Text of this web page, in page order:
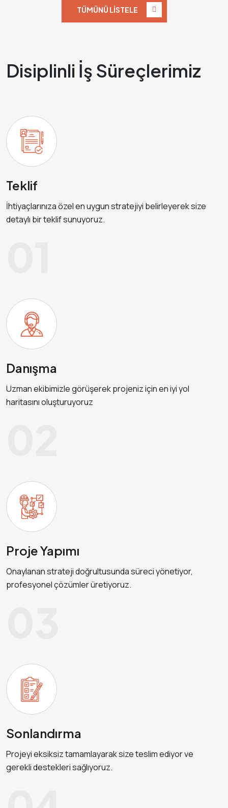
TÜMÜNÜ LISTELE
Disiplinli İş Süreçlerimiz
Teklif
İhtiyaçlarınıza özel en uygun stratejiyi belirleyerek size
detaylı bir teklif sunuyoruz.
Danışma
Uzman ekibimizle görüşerek projeniz için en iyi yol
haritasını oluşturuyoruz
Proje Yapımı
Onaylanan strateji doğrultusunda süreci yönetiyor,
profesyonel çözümler üretiyoruz.
Sonlandırma
Projeyi eksiksiz tamamlayarak size teslim ediyor ve
gerekli destekleri sağlıyoruz.